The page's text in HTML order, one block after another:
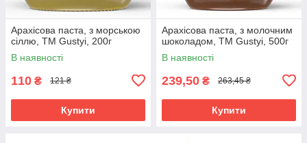
Арахісова паста, з морською
сіллю, ТМ Gustyi, 200г
В наявності
110 ₴ 121 ₴
Купити
Арахісова паста, з молочним
шоколадом, ТМ Gustyi, 500г
В наявності
239,50 ₴ 263,45 ₴
Купити